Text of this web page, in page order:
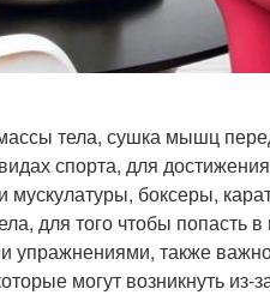
тела, сушка мышц
спорта, для
боксеры,
для того чтобы
упражнениями, также
могут возникнуть